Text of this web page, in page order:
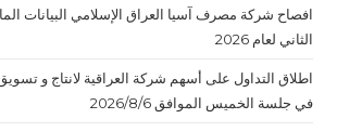
افصاح شركة مصرف آسيا العراق الإسلامي البيانات
الثاني لعام 2026
اطلاق التداول على أسهم شركة العراقية لانتاج و
في جلسة الخميس الموافق 2026/8/6